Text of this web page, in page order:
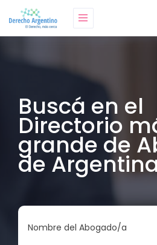
Buscá en el
Directorio
grande de
de
Nombre del Abogado/a